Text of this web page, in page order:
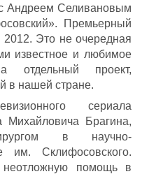
Андреем Селивановым
Премьерный
2012. Это не очередная
известное и любимое
проект,
в нашей стране.
сериала
Михайловича Брагина,
в научно-
им. Склифосовского.
неотложную помощь в